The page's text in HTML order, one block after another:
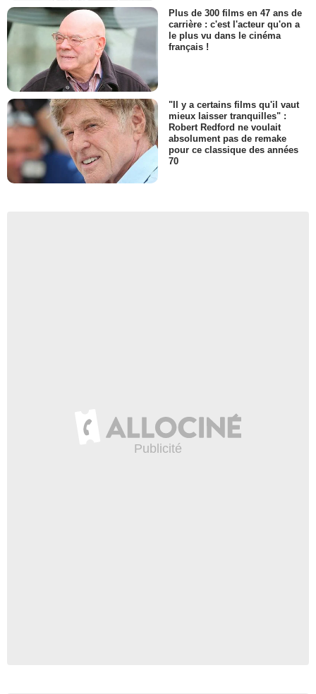
Plus de 300 films en 47 ans de
carrière : c'est l'acteur qu'on a
le plus vu dans le cinéma
français !
"Il y a certains films qu'il vaut
mieux laisser tranquilles" :
Robert Redford ne voulait
absolument pas de remake
pour ce classique des années
70